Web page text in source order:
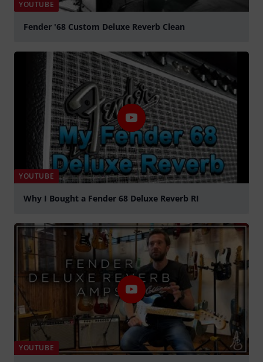
YOUTUBE
Fender '68 Custom Deluxe Reverb Clean
YOUTUBE
Why I Bought a Fender 68 Deluxe Reverb RI
YOUTUBE